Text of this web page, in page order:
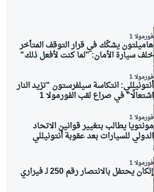
فورمولا 1
هاميلتون يشكّك في قرار التوقف المتأخر
خلف سيارة الأمان: "لما كنت لأفعل ذلك"
فورمولا 1
أنتونيللي: انتكاسة سيلفرستون "تزيد النار
اشتعالًا" في صراع لقب الفورمولا 1
فورمولا 1
مونتويا يطالب بتغيير قوانين الاتحاد
الدولي للسيارات بعد عقوبة أنتونيللي
فورمولا 1
إلكان يحتفل بالانتصار رقم 250 لـ فيراري